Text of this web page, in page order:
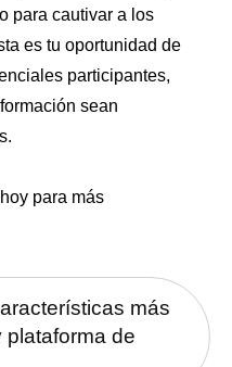
para cautivar a los
es tu oportunidad de
participantes,
sean
para más
más
plataforma de